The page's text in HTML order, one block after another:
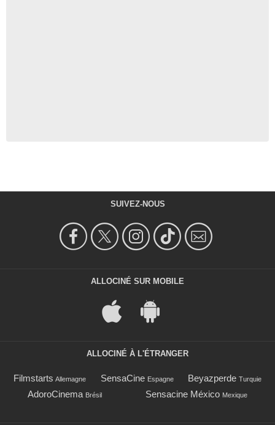
SUIVEZ-NOUS
ALLOCINÉ SUR MOBILE
ALLOCINÉ À L'ÉTRANGER
Filmstarts Allemagne SensaCine Espagne Beyazperde Turquie
AdoroCinema Brésil Sensacine México Mexique